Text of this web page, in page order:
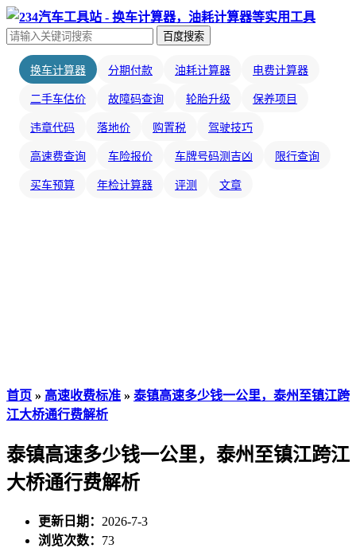
百度搜索
换车计算器 分期付款 油耗计算器 电费计算器
二手车估价 故障码查询 轮胎升级 保养项目
违章代码 落地价 购置税 驾驶技巧
高速费查询 车险报价 车牌号码测吉凶 限行查询
买车预算 年检计算器 评测 文章
首页 » 高速收费标准 » 泰镇高速多少钱一公里，泰州至镇江跨
江大桥通行费解析
泰镇高速多少钱一公里，泰州至镇江跨江
大桥通行费解析
更新日期： 2026-7-3
浏览次数： 73